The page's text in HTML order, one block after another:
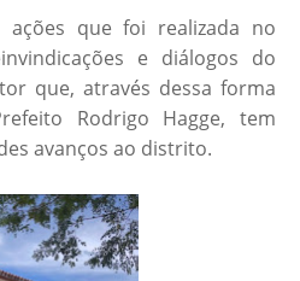
que foi realizada no
e diálogos do
que, através dessa forma
Rodrigo Hagge, tem
avanços ao distrito.